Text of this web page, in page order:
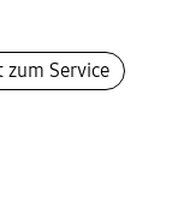
zum Service